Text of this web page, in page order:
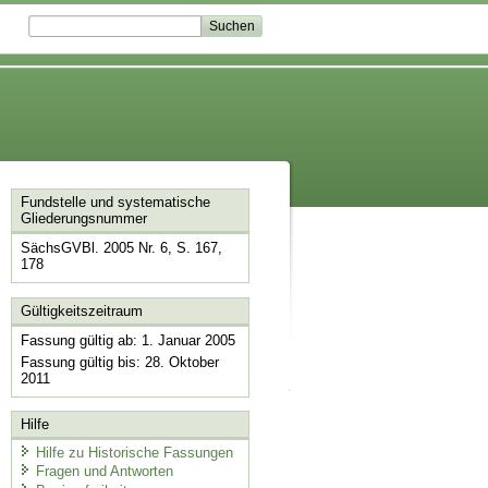
Fundstelle und systematische
Gliederungsnummer
SächsGVBl. 2005 Nr. 6, S. 167,
178
Gültigkeitszeitraum
Fassung gültig ab: 1. Januar 2005
Fassung gültig bis: 28. Oktober
2011
Hilfe
Hilfe zu Historische Fassungen
Fragen und Antworten